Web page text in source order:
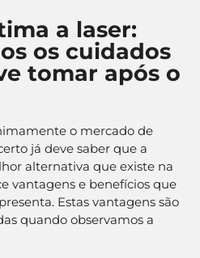
a laser:
os cuidados
tomar após o
o mercado de
já deve saber que a
alternativa que existe na
vantagens e benefícios que
Estas vantagens são
quando observamos a